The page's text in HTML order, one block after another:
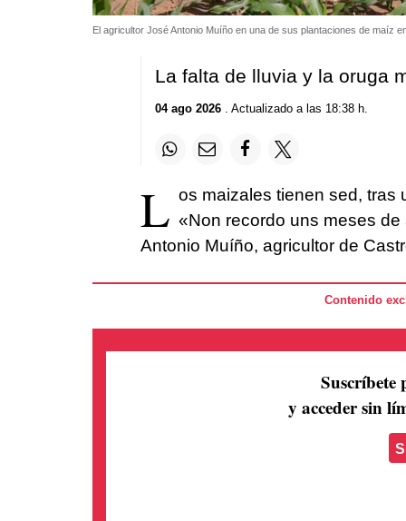
El agricultor José Antonio Muíño en una de sus plantaciones de maíz
La falta de lluvia y la oruga
04 ago 2026. Actualizado a las 18:38 h.
L os maizales tienen sed, tras
«Non recordo uns meses
Antonio Muíño, agricultor de
Contenido
Suscríbete
y acceder sin